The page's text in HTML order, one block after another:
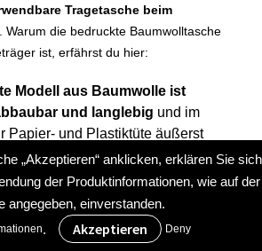
Tragetasche beim
Warum die bedruckte Baumwolltasche
ist, erfährst du hier:
Modell aus Baumwolle ist
und langlebig und im
Papier- und Plastiktüte äußerst
der Baumwolltasche,
und Nachhaltigkeit,
mit deinem Unternehmen in
„Akzeptieren“ anklicken, erklären Sie sich
der Produktinformationen, wie auf der
angegeben, einverstanden.
. Deny